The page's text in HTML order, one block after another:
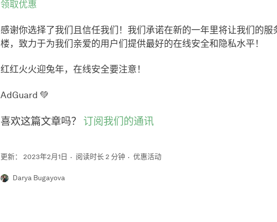
领取优惠
感谢你选择了我们且信任我们！我们承诺在新的一年里将让我们的服
楼，致力于为我们亲爱的用户们提供最好的在线安全和隐私水平！
红红火火迎兔年，在线安全要注意！
AdGuard 💚
喜欢这篇文章吗？ 订阅我们的通讯
更新： 2023年2月1日 阅读时长 2 分钟 优惠活动
Darya Bugayova